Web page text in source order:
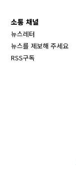
소통 채널
뉴스레터
뉴스를 제보해 주세요
RSS구독